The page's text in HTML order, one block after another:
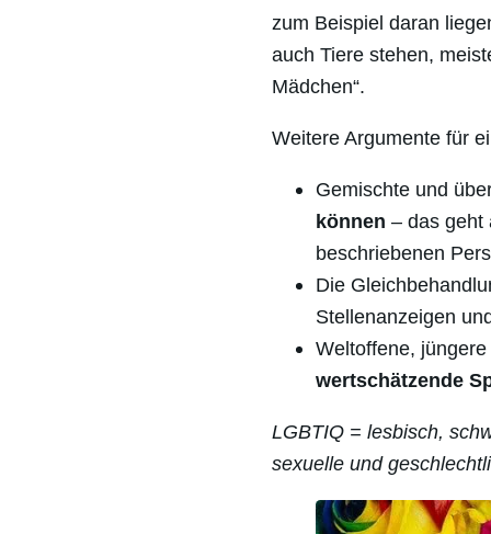
zum Beispiel daran
auch Tiere stehen,
Mädchen“.
Weitere Argumente für
Gemischte und
können – das geht
beschriebenen
Die
Stellenanzeigen
Weltoffene,
wertschätzende
LGBTIQ = lesbisch,
sexuelle und